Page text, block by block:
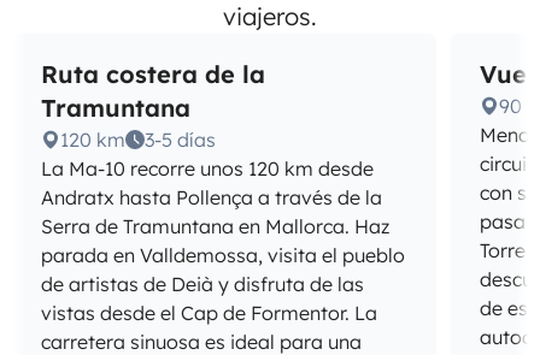
viajeros.
Ruta costera de la
Tramuntana
120 km
3-5 días
La Ma-10 recorre unos 120 km desde
Andratx hasta Pollença a través de la
Serra de Tramuntana en Mallorca. Haz
parada en Valldemossa, visita el pueblo
de artistas de Deià y disfruta de las
vistas desde el Cap de Formentor. La
carretera sinuosa es ideal para una
90
con
pasa
Torre
de